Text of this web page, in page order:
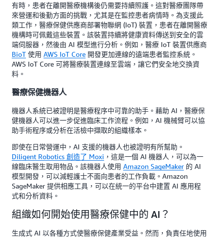
有時，患者在離開醫療機構後仍需要持續照護。這對醫療團隊帶
來營運和後勤方面的挑戰，尤其是在監控患者病情時。為支援此
類工作，醫療保健供應商部署物聯網 (IoT) 裝置，患者在離開醫療
機構時可佩戴這些裝置。該裝置持續將健康資料傳送到安全的雲
端伺服器，然後由 AI 模型進行分析。例如，醫療 IoT 裝置供應商
BioT 使用 AWS IoT Core 開發更加連線的遠端患者監控系統。
AWS IoT Core 可將醫療裝置連線至雲端，讓它們安全地交換資
料。
醫療保健機器人
機器人系統已被證明是醫療程序中可靠的助手。藉助 AI，醫療保
健機器人可以進一步促進臨床工作流程。例如，AI 機械臂可以協
助手術程序或分析在活檢中擷取的組織樣本。
即使在日常營運中，AI 支援的機器人也被證明有所幫助。
Diligent Robotics 創造了 Moxi ，這是一個 AI 機器人，可以為一
線臨床醫生取用物品。該機器人使用 Amazon SageMaker 的 AI
模型開發，可以減輕護士不面向患者的工作負載。Amazon
SageMaker 提供相應工具，可以在統一的平台中建置 AI 應用程
式和分析資料。
組織如何開始使用醫療保健中的 AI？
生成式 AI 以各種方式使醫療保健產業受益。然而，負責任地使用